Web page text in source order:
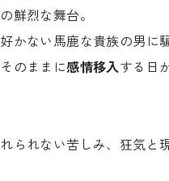
鮮烈な舞台。
かない馬鹿な貴族の男に
のままに感情移入する日
られない苦しみ、狂気と